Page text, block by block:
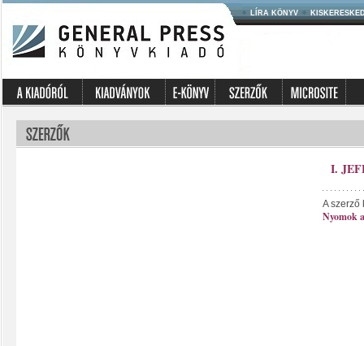
LÍRA KÖNYV
I.
A szerző
Nyomok